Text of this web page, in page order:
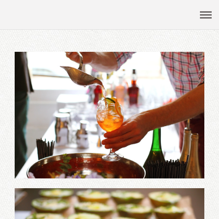
Выездной ресторан - кейтеринг
Меню
О нас
Видеогалерея
Отзывы
Контакты